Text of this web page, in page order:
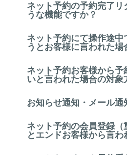
ネット予約の予約完了リ
うな機能ですか？
ネット予約にて操作途中
うとお客様に言われた場
ネット予約お客様から
いと言われた場合の対象
お知らせ通知・メール
ネット予約の会員登録
とエンドお客様から言わ